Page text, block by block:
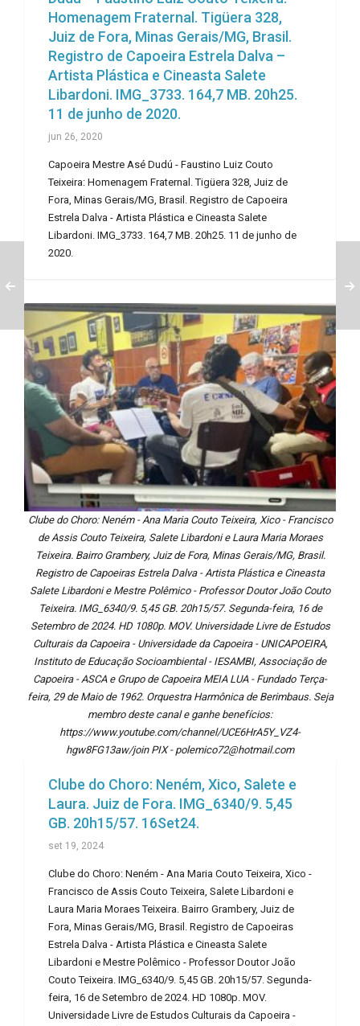
Homenagem Fraternal. Tigüera 328,
Juiz de Fora, Minas Gerais/MG, Brasil.
Registro de Capoeira Estrela Dalva –
Artista Plástica e Cineasta Salete
Libardoni. IMG_3733. 164,7 MB. 20h25.
11 de junho de 2020.
jun 26, 2020
Capoeira Mestre Asé Dudú - Faustino Luiz Couto
Teixeira: Homenagem Fraternal. Tigüera 328, Juiz de
Fora, Minas Gerais/MG, Brasil. Registro de Capoeira
Estrela Dalva - Artista Plástica e Cineasta Salete
Libardoni. IMG_3733. 164,7 MB. 20h25. 11 de junho de
2020.
Clube do Choro: Neném - Ana Maria Couto Teixeira, Xico - Francisco
de Assis Couto Teixeira, Salete Libardoni e Laura Maria Moraes
Teixeira. Bairro Grambery, Juiz de Fora, Minas Gerais/MG, Brasil.
Registro de Capoeiras Estrela Dalva - Artista Plástica e Cineasta
Salete Libardoni e Mestre Polêmico - Professor Doutor João Couto
Teixeira. IMG_6340/9. 5,45 GB. 20h15/57. Segunda-feira, 16 de
Setembro de 2024. HD 1080p. MOV. Universidade Livre de Estudos
Culturais da Capoeira - Universidade da Capoeira - UNICAPOEIRA,
Instituto de Educação Socioambiental - IESAMBI, Associação de
Capoeira - ASCA e Grupo de Capoeira MEIA LUA - Fundado Terça-
feira, 29 de Maio de 1962. Orquestra Harmônica de Berimbaus. Seja
membro deste canal e ganhe benefícios:
https://www.youtube.com/channel/UCE6HrA5Y_VZ4-
hgw8FG13aw/join PIX - polemico72@hotmail.com
Clube do Choro: Neném, Xico, Salete e
Laura. Juiz de Fora. IMG_6340/9. 5,45
GB. 20h15/57. 16Set24.
set 19, 2024
Clube do Choro: Neném - Ana Maria Couto Teixeira, Xico -
Francisco de Assis Couto Teixeira, Salete Libardoni e
Laura Maria Moraes Teixeira. Bairro Grambery, Juiz de
Fora, Minas Gerais/MG, Brasil. Registro de Capoeiras
Estrela Dalva - Artista Plástica e Cineasta Salete
Libardoni e Mestre Polêmico - Professor Doutor João
Couto Teixeira. IMG_6340/9. 5,45 GB. 20h15/57. Segunda-
feira, 16 de Setembro de 2024. HD 1080p. MOV.
Universidade Livre de Estudos Culturais da Capoeira -